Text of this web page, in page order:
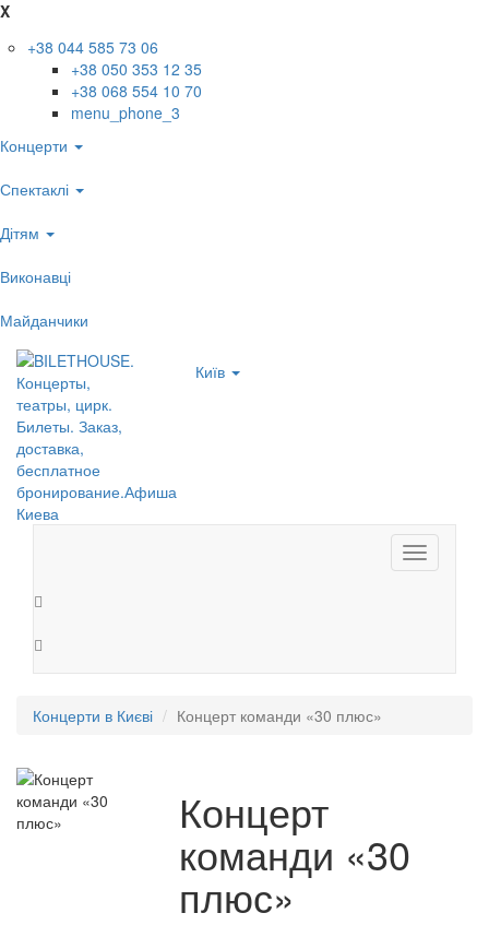
X
+38 044 585 73 06
+38 050 353 12 35
+38 068 554 10 70
menu_phone_3
Концерти
Спектаклі
Дітям
Виконавці
Майданчики
Київ
Toggle
navigation
Концерти в Києві Концерт команди «30 плюс»
Концерт
команди «30
плюс»